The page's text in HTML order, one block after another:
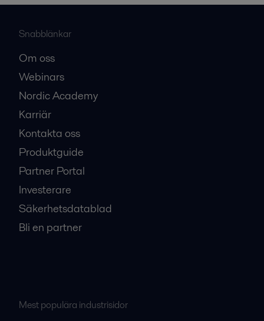
Snabblänkar
Om oss
Webinars
Nordic Academy
Karriär
Kontakta oss
Produktguide
Partner Portal
Investerare
Säkerhetsdatablad
Bli en partner
Mest populära industrisidor